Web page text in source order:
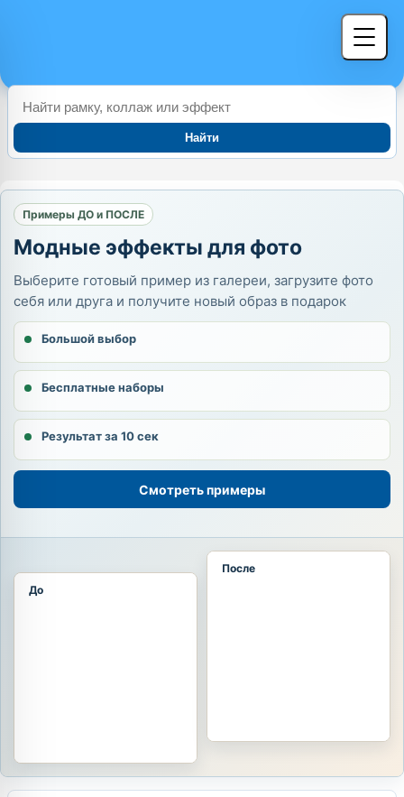
Найти
Примеры ДО и ПОСЛЕ
Модные эффекты для фото
Выберите готовый пример из галереи, загрузите фото
себя или друга и получите новый образ в подарок
Большой выбор
Бесплатные наборы
Результат за 10 сек
Смотреть примеры
До
После